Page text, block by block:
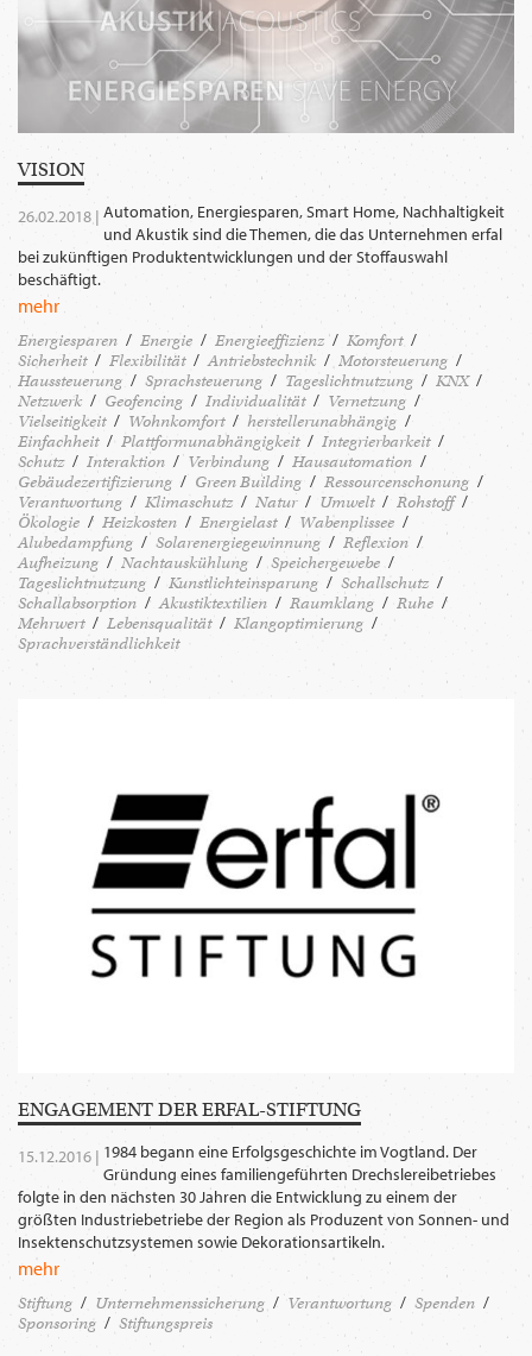
VISION
26.02.2018 | Automation, Energiesparen, Smart Home, Nachhaltigkeit
und Akustik sind die Themen, die das Unternehmen erfal
bei zukünftigen Produktentwicklungen und der Stoffauswahl
beschäftigt.
mehr
Energiesparen Energie Energieeffizienz
Komfort
Sicherheit
Flexibilität Antriebstechnik
Motorsteuerung
Haussteuerung
Sprachsteuerung Tageslichtnutzung
KNX
Netzwerk
Geofencing Individualität
Vernetzung
Vielseitigkeit
Wohnkomfort
herstellerunabhängig
Einfachheit
Plattformunabhängigkeit
Integrierbarkeit
Schutz
Interaktion Verbindung
Hausautomation
Gebäudezertifizierung
Green Building
Ressourcenschonung
Verantwortung
Klimaschutz Natur Umwelt
Rohstoff
Ökologie
Heizkosten Energielast
Wabenplissee
Alubedampfung
Solarenergiegewinnung
Reflexion
Aufheizung
Nachtauskühlung
Speichergewebe
Tageslichtnutzung
Kunstlichteinsparung
Schallschutz
Schallabsorption
Akustiktextilien Raumklang
Ruhe
Mehrwert
Lebensqualität
Klangoptimierung
Sprachverständlichkeit
ENGAGEMENT DER ­ERFAL-STIFTUNG
15.12.2016 | 1984 begann eine Erfolgsgeschichte im Vogtland. Der
Gründung eines familiengeführten Drechslereibetriebes
folgte in den nächsten 30 Jahren die Entwicklung zu einem der
größten Industriebetriebe der Region als Produzent von Sonnen- und
Insektenschutzsystemen sowie Dekorationsartikeln.
mehr
Stiftung Unternehmenssicherung Verantwortung
Spenden
Sponsoring
Stiftungspreis